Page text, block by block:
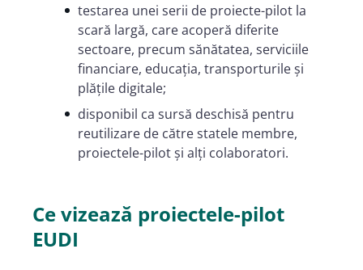
testarea unei serii de proiecte-pilot la
scară largă, care acoperă diferite
sectoare, precum sănătatea, serviciile
financiare, educația, transporturile și
plățile digitale;
disponibil ca sursă deschisă pentru
reutilizare de către statele membre,
proiectele-pilot și alți colaboratori.
Ce vizează proiectele-pilot
EUDI